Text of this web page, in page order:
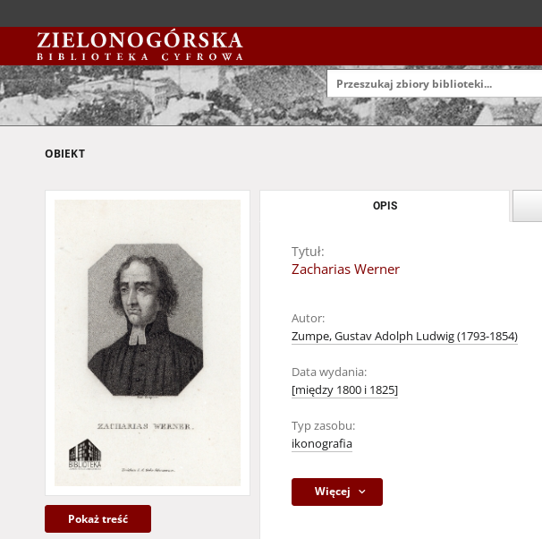
OBIEKT
Pokaż treść
OPIS
Tytuł:
Zacharias Werner
Autor:
Zumpe, Gustav Adolph Ludwig (1793-1854)
Data wydania:
[między 1800 i 1825]
Typ zasobu:
ikonografia
Więcej